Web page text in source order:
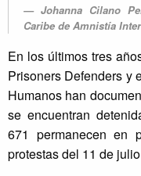
Johanna Cilano
Caribe de Amnistía
En los últimos tres
Prisoners Defenders y
Humanos han
se encuentran
671 permanecen en
protestas del 11 de